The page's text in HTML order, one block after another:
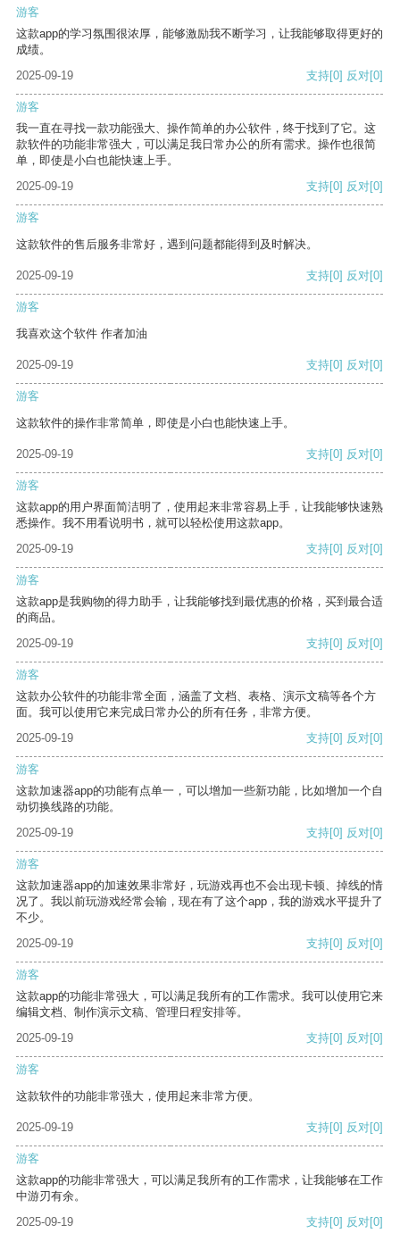
游客
这款app的学习氛围很浓厚，能够激励我不断学习，让我能够取得更好的
成绩。
2025-09-19
支持[0] 反对[0]
游客
我一直在寻找一款功能强大、操作简单的办公软件，终于找到了它。这
款软件的功能非常强大，可以满足我日常办公的所有需求。操作也很简
单，即使是小白也能快速上手。
2025-09-19
支持[0] 反对[0]
游客
这款软件的售后服务非常好，遇到问题都能得到及时解决。
2025-09-19 支持[0] 反对[0]
游客
我喜欢这个软件 作者加油
2025-09-19 支持[0] 反对[0]
游客
这款软件的操作非常简单，即使是小白也能快速上手。
2025-09-19 支持[0] 反对[0]
游客
这款app的用户界面简洁明了，使用起来非常容易上手，让我能够快速熟
悉操作。我不用看说明书，就可以轻松使用这款app。
2025-09-19
支持[0] 反对[0]
游客
这款app是我购物的得力助手，让我能够找到最优惠的价格，买到最合适
的商品。
2025-09-19
支持[0] 反对[0]
游客
这款办公软件的功能非常全面，涵盖了文档、表格、演示文稿等各个方
面。我可以使用它来完成日常办公的所有任务，非常方便。
2025-09-19
支持[0] 反对[0]
游客
这款加速器app的功能有点单一，可以增加一些新功能，比如增加一个自
动切换线路的功能。
2025-09-19
支持[0] 反对[0]
游客
这款加速器app的加速效果非常好，玩游戏再也不会出现卡顿、掉线的情
况了。我以前玩游戏经常会输，现在有了这个app，我的游戏水平提升了
不少。
2025-09-19
支持[0] 反对[0]
游客
这款app的功能非常强大，可以满足我所有的工作需求。我可以使用它来
编辑文档、制作演示文稿、管理日程安排等。
2025-09-19
支持[0] 反对[0]
游客
这款软件的功能非常强大，使用起来非常方便。
2025-09-19 支持[0] 反对[0]
游客
这款app的功能非常强大，可以满足我所有的工作需求，让我能够在工作
中游刃有余。
2025-09-19
支持[0] 反对[0]